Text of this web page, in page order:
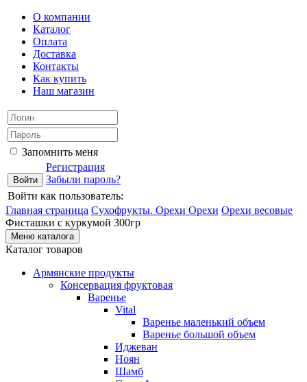
О компании
Каталог
Оплата
Доставка
Контакты
Как купить
Наш магазин
Запомнить меня
Регистрация
Забыли пароль?
Войти как пользователь:
Главная страница Сухофрукты. Орехи Орехи Орехи весовые
Фисташки с куркумой 300гр
Меню каталога
Каталог товаров
Армянские продукты
Консервация фруктовая
Варенье
Vital
Варенье маленький объем
Варенье большой объем
Иджеван
Ноян
Шамб